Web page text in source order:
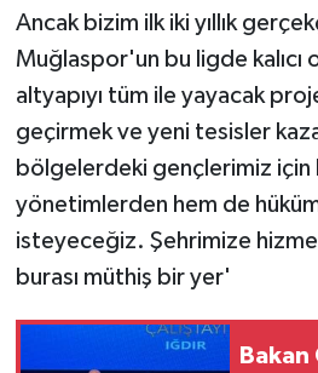
Ancak bizim ilk iki yıllık
Muğlaspor'un bu ligde kalıcı
altyapıyı tüm ile yayacak
geçirmek ve yeni tesisler
bölgelerdeki gençlerimiz için
yönetimlerden hem de
isteyeceğiz. Şehrimize
burası müthiş bir yer'